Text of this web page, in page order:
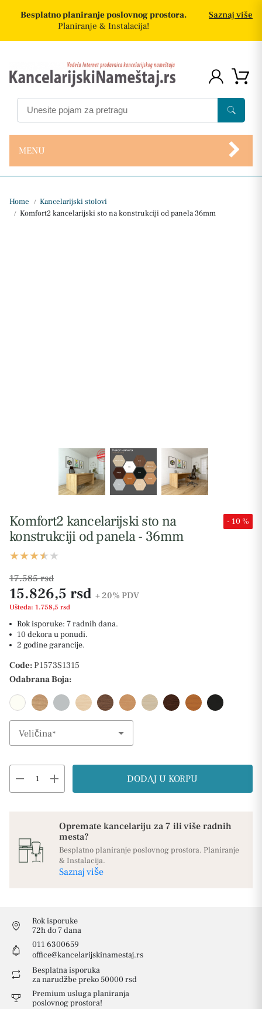
Besplatno planiranje poslovnog prostora.
Planiranje & Instalacija!
Saznaj više
MENU
Home / Kancelarijski stolovi
/ Komfort2 kancelarijski sto na konstrukciji od panela 36mm
Komfort2 kancelarijski sto na
konstrukciji od panela - 36mm
- 10 %
17.585 rsd
15.826,5 rsd + 20% PDV
Ušteda: 1.758,5 rsd
Rok isporuke: 7 radnih dana.
10 dekora u ponudi.
2 godine garancije.
Code: P1573S1315
Odabrana Boja:
Veličina
Select Option
remove add DODAJ U KORPU
Opremate kancelariju za 7 ili više radnih
mesta?
Besplatno planiranje poslovnog prostora. Planiranje
& Instalacija.
Saznaj više
Rok isporuke
72h do 7 dana
011 6300659
office@kancelarijskinamestaj.rs
Besplatna isporuka
za narudžbe preko 50000 rsd
Premium usluga planiranja
poslovnog prostora!